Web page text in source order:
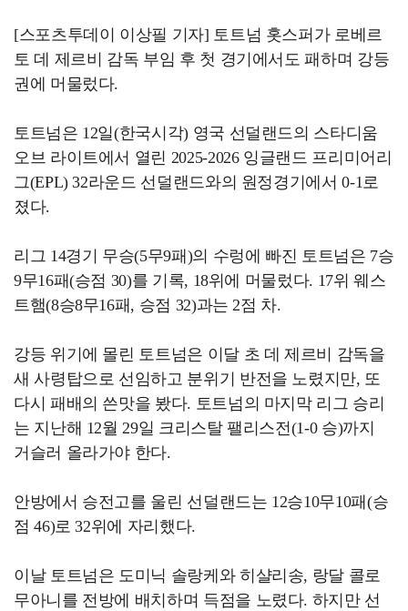
[스포츠투데이 이상필 기자] 토트넘 홋스퍼가 로베르
토 데 제르비 감독 부임 후 첫 경기에서도 패하며 강등
권에 머물렀다.
토트넘은 12일(한국시각) 영국 선덜랜드의 스타디움
오브 라이트에서 열린 2025-2026 잉글랜드 프리미어리
그(EPL) 32라운드 선덜랜드와의 원정경기에서 0-1로
졌다.
리그 14경기 무승(5무9패)의 수렁에 빠진 토트넘은 7승
9무16패(승점 30)를 기록, 18위에 머물렀다. 17위 웨스
트햄(8승8무16패, 승점 32)과는 2점 차.
강등 위기에 몰린 토트넘은 이달 초 데 제르비 감독을
새 사령탑으로 선임하고 분위기 반전을 노렸지만, 또
다시 패배의 쓴맛을 봤다. 토트넘의 마지막 리그 승리
는 지난해 12월 29일 크리스탈 팰리스전(1-0 승)까지
거슬러 올라가야 한다.
안방에서 승전고를 울린 선덜랜드는 12승10무10패(승
점 46)로 32위에 자리했다.
이날 토트넘은 도미닉 솔랑케와 히샬리송, 랑달 콜로
무아니를 전방에 배치하며 득점을 노렸다. 하지만 선